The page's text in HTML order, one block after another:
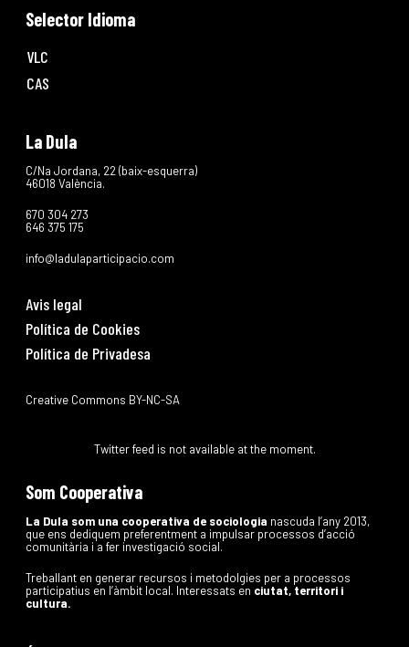
Selector Idioma
VLC
CAS
La Dula
C/Na Jordana, 22 (baix-esquerra)
46018 València.
670 304 273
646 375 175
info@ladulaparticipacio.com
Avis legal
Política de Cookies
Política de Privadesa
Creative Commons BY-NC-SA
Twitter feed is not available at the moment.
Som Cooperativa
La Dula som una cooperativa de sociologia nascuda l’any 2013,
que ens dediquem preferentment a impulsar processos d’acció
comunitària i a fer investigació social.
Treballant en generar recursos i metodolgies per a processos
participatius en l’àmbit local. Interessats en ciutat, territori i
cultura.